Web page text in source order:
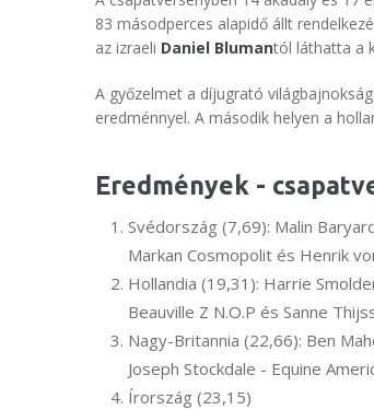
83 másodperces alapidő állt
az izraeli Daniel Blumantól láthatta a
A győzelmet a díjugrató
eredménnyel. A második helyen a
Eredmények -
Svédország (7,69): Malin
Markan Cosmopolit és Henrik
Hollandia (19,31): Harrie
Beauville Z N.O.P és Sanne
Nagy-Britannia (22,66): Ben
Joseph Stockdale - Equine
Írország (23,15)